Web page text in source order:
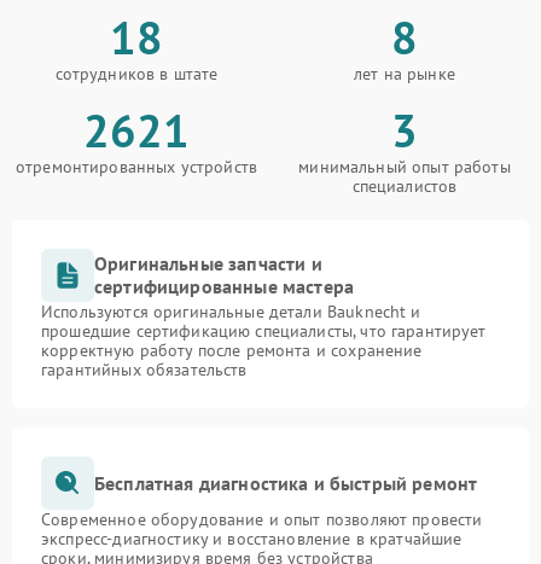
18
сотрудников в штате
8
лет на рынке
2621
отремонтированных устройств
3
минимальный опыт работы
специалистов
Оригинальные запчасти и
сертифицированные мастера
Используются оригинальные детали Bauknecht и
прошедшие сертификацию специалисты, что гарантирует
корректную работу после ремонта и сохранение
гарантийных обязательств
Бесплатная диагностика и быстрый ремонт
Современное оборудование и опыт позволяют провести
экспресс-диагностику и восстановление в кратчайшие
сроки, минимизируя время без устройства